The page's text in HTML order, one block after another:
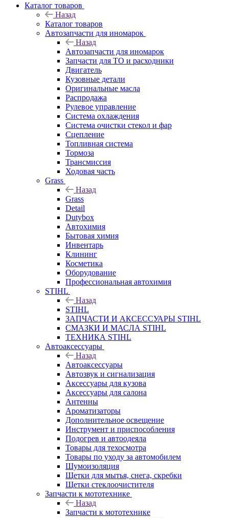
Каталог товаров
Назад
Каталог товаров
Автозапчасти для иномарок
Назад
Автозапчасти для иномарок
Запчасти для ТО и расходники
Двигатель
Кузовные детали
Оригинальные масла
Распродажа
Рулевое управление
Система охлаждения
Система очистки стекол и фар
Сцепление
Топливная система
Тормоза
Трансмиссия
Ходовая часть
Grass
Назад
Grass
Detail
Dutybox
Автохимия
Бытовая химия
Инвентарь
Клининг
Косметика
Оборудование
Профессиональная автохимия
STIHL
Назад
STIHL
ЗАПЧАСТИ И АКСЕССУАРЫ STIHL
СМАЗКИ И МАСЛА STIHL
ТЕХНИКА STIHL
Автоаксессуары
Назад
Автоаксессуары
Автозвук и сигнализация
Аксессуары для кузова
Аксессуары для салона
Антенны
Ароматизаторы
Дополнительное освещение
Инструмент и приспособления
Подогрев и автоодеяла
Товары для техосмотра
Товары по уходу за автомобилем
Шумоизоляция
Щетки для мытья, снега, скребки
Щетки стеклоочистителя
Запчасти к мототехнике
Назад
Запчасти к мототехнике